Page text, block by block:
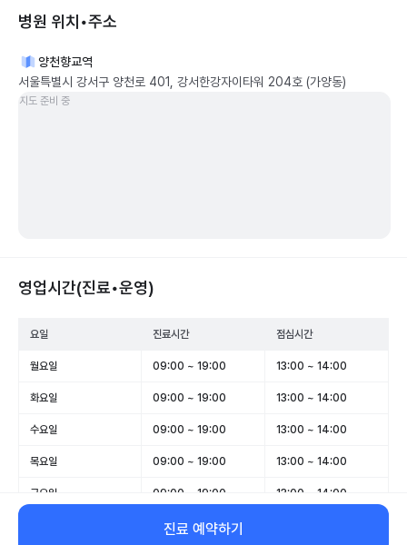
병원 위치•주소
양천향교역
서울특별시 강서구 양천로 401, 강서한강자이타워 204호 (가양동)
지도 준비 중
영업시간(진료•운영)
요일 진료시간 점심시간
월요일 09:00 ~ 19:00 13:00 ~ 14:00
화요일 09:00 ~ 19:00 13:00 ~ 14:00
수요일 09:00 ~ 19:00 13:00 ~ 14:00
목요일 09:00 ~ 19:00 13:00 ~ 14:00
금요일 09:00 ~ 19:00 13:00 ~ 14:00
09:00 ~ 14:00
진료 예약하기